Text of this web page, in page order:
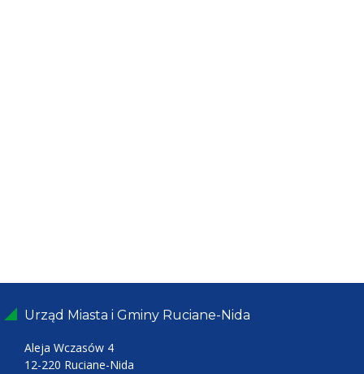
Urząd Miasta i Gminy Ruciane-Nida
Aleja Wczasów 4
12-220 Ruciane-Nida